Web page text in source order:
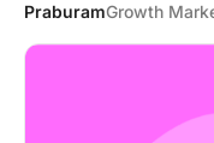
PraburamGrowth